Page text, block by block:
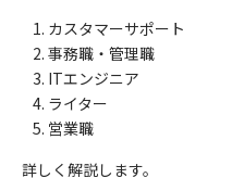
カスタマーサポート
事務職・管理職
ITエンジニア
ライター
営業職
詳しく解説します。